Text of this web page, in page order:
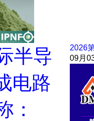
2026
09月
半导
电路
：